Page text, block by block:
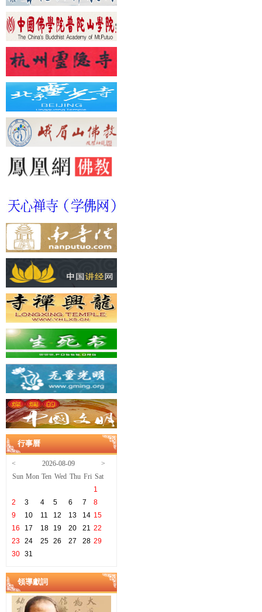
行事曆
< 2026-08-09
>
Sun Mon Ten Wed Thu Fri Sat
1
2
3 4 5 6 7
8
9
10 11 12 13 14 15
16
17 18 19 20 21 22
23 24 25 26 27 28 29
30 31
領導獻詞